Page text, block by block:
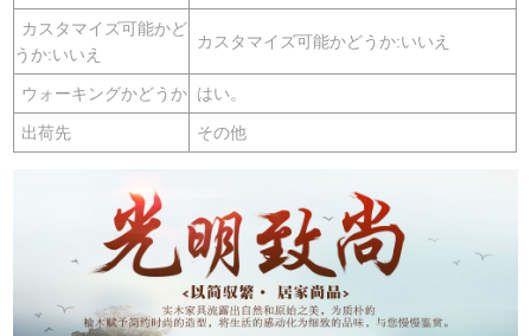
カスタマイズ可能かど
うか:いいえ
カスタマイズ可能かどうか:いいえ
ウォーキングかどうか はい。
出荷先 その他